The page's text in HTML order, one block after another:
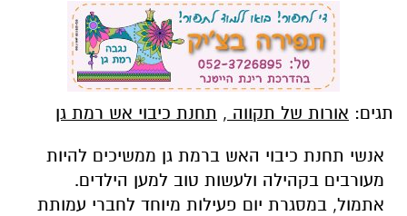
תגים: אורות של תקווה , תחנת כיבוי אש רמת גן
אנשי תחנת כיבוי האש ברמת גן ממשיכים להיות
מעורבים בקהילה ולעשות טוב למען הילדים.
אתמול, במסגרת יום פעילות מיוחד לחברי עמותת